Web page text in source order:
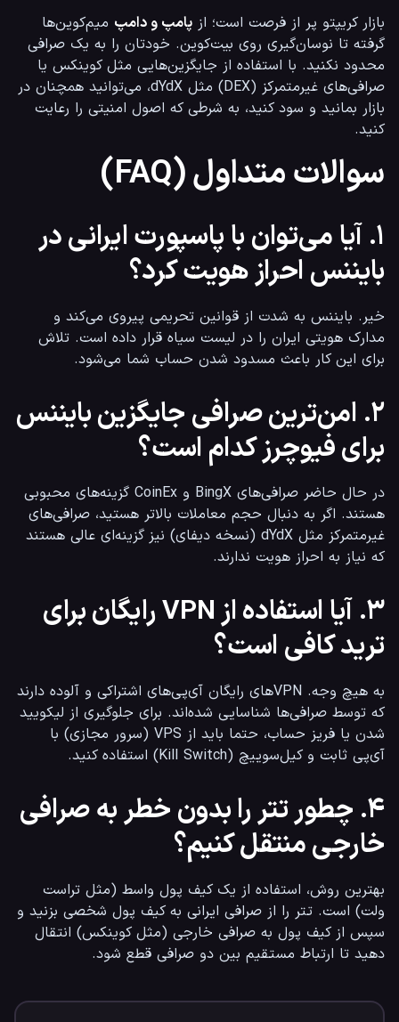
بازار کریپتو پر از فرصت است؛ از پامپ و دامپ
کنید.
سوالات متداول (FAQ)
۱. آیا می‌توان با پاسپورت ایرانی در
بایننس احراز هویت کرد؟
برای این کار باعث مسدود شدن حساب شما می‌شود.
۲. امن‌ترین صرافی جایگزین بایننس
برای فیوچرز کدام است؟
که نیاز به احراز هویت ندارند.
۳. آیا استفاده از VPN رایگان برای
ترید کافی است؟
آی‌پی ثابت و کیل‌سوییچ (Kill Switch) استفاده کنید.
۴. چطور تتر را بدون خطر به صرافی
خارجی منتقل کنیم؟
دهید تا ارتباط مستقیم بین دو صرافی قطع شود.